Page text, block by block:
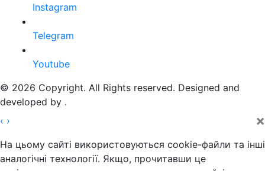
Instagram
Telegram
Youtube
© 2026 Copyright. All Rights reserved. Designed and
developed by .
‹ › ×
На цьому сайті використовуються cookie-файли та інші
аналогічні технології. Якщо, прочитавши це